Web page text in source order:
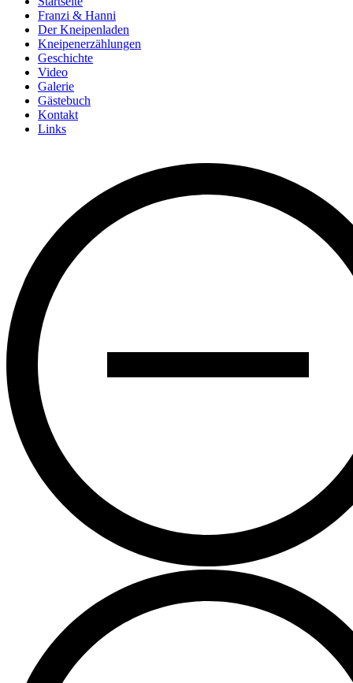
Franzi & Hanni
Der Kneipenladen
Kneipenerzählungen
Geschichte
Video
Galerie
Gästebuch
Kontakt
Links